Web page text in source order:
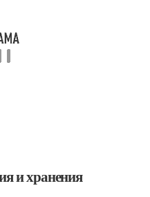
и хранения